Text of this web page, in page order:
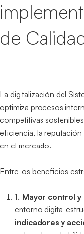
de
La digitalización del
optimiza procesos
competitivas
eficiencia, la
en el mercado.
Entre los beneficios
Mayor control
entorno digital
indicadores y